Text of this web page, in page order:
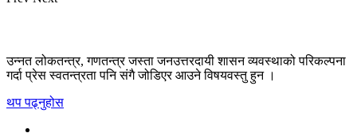
उन्नत लोकतन्त्र, गणतन्त्र जस्ता जनउत्तरदायी शासन व्यवस्थाको परिकल्पना
गर्दा प्रेस स्वतन्त्रता पनि संगै जोडिएर आउने विषयवस्तु हुन ।
थप पढ्नुहोस